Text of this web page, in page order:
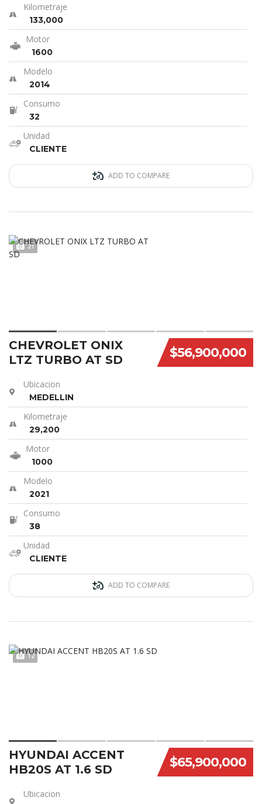
Kilometraje
133,000
Motor
1600
Modelo
2014
Consumo
32
Unidad
CLIENTE
ADD TO COMPARE
21
$56,900,000
CHEVROLET ONIX
LTZ TURBO AT SD
Ubicacion
MEDELLIN
Kilometraje
29,200
Motor
1000
Modelo
2021
Consumo
38
Unidad
CLIENTE
ADD TO COMPARE
12
$65,900,000
HYUNDAI ACCENT
HB20S AT 1.6 SD
Ubicacion